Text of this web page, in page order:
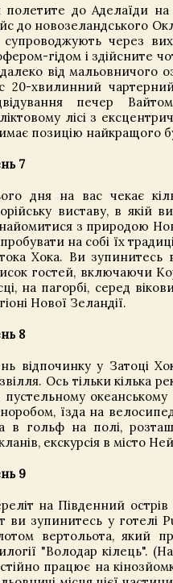
полетите до Аделаїди
до новозеландського
супроводжують через
гідом і здійсните
від мальовничого
20-хвилинний
печер
лісі з
позицію найкращого
7
дня на вас чекає
виставу, в якій
з природою
на собі їх
Хока. Ви зупинитесь
гостей, включаючи
на пагорбі, серед
Нової Зеландії.
8
відпочинку у Затоці
Ось тільки кілька
пустельному
їзда на
в гольф на полі,
екскурсія в місто
9
на Південний острів
ви зупинитесь у готелі
вертольота, який
"Володар кілець".
працює на